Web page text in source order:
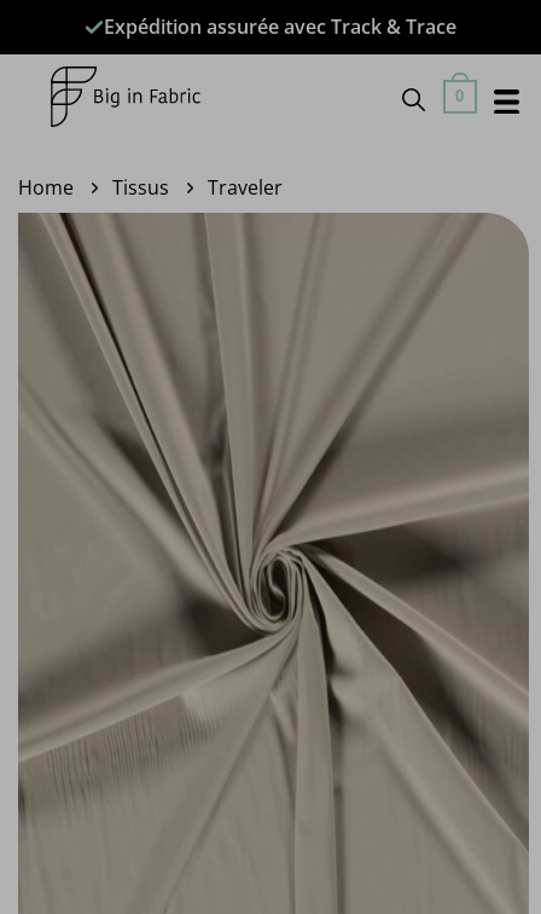
contenu
Expédition assurée avec Track & Trace
0
Home Tissus Traveler